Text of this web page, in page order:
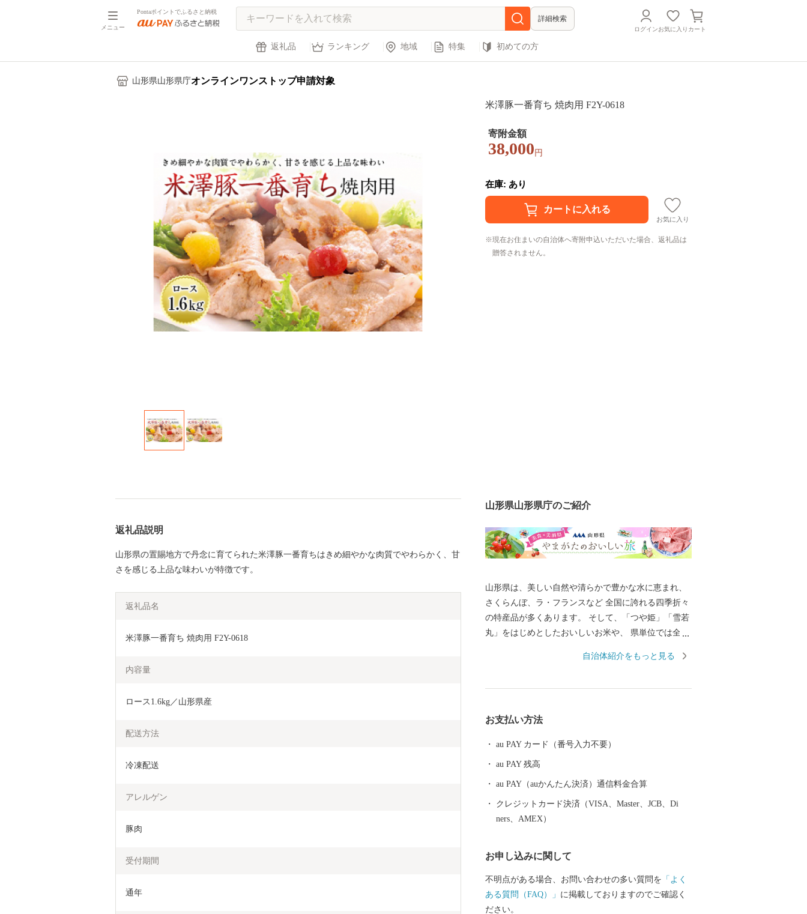
メニュー
Pontaポイントでふるさと納税
詳細検索
ログインお気に入り カート
返礼品 ランキング 地域 特集 初めての方
山形県山形県庁オンラインワンストップ申請対象
米澤豚一番育ち 焼肉用 F2Y-0618
寄附金額
38,000 円
在庫: あり
お気に入り
現在お住まいの自治体へ寄附申込いただいた場合、返礼品は
贈答されません。
返礼品説明
山形県の置賜地方で丹念に育てられた米澤豚一番育ちはきめ細やかな肉質でやわらかく、甘
さを感じる上品な味わいが特徴です。
返礼品名
米澤豚一番育ち 焼肉用 F2Y-0618
内容量
ロース1.6kg／山形県産
配送方法
冷凍配送
アレルゲン
豚肉
受付期間
通年
山形県山形県庁のご紹介
山形県は、美しい自然や清らかで豊かな水に恵まれ、
さくらんぼ、ラ・フランスなど 全国に誇れる四季折々
の特産品が多くあります。 そして、「つや姫」「雪若
丸」をはじめとしたおいしいお米や、 県単位では全国
本酒など、「日本一美食・美酒県やまがた」にふさわ
恵まれ、海水浴や果物狩り、スキーなど、四季を通じ
のが温泉です。山形県は、全ての市町村に温泉が湧出
し、山や渓谷に囲まれた温泉、近代的な大型旅館が立
並ぶ温泉、 湯治の温泉、海沿いの温泉など、様々なタ
自治体紹介をもっと見る
お支払い方法
au PAY カード（番号入力不要）
au PAY 残高
au PAY（auかんたん決済）通信料金合算
クレジットカード決済（VISA、Master、JCB、Di
ners、AMEX）
お申し込みに関して
不明点がある場合、お問い合わせの多い質問を 「よく
ある質問（FAQ）」 に掲載しておりますのでご確認く
ださい。